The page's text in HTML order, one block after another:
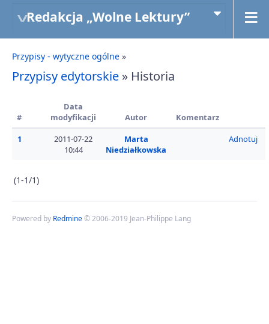
Redakcja „Wolne Lektury”
Przypisy - wytyczne ogólne »
Przypisy edytorskie » Historia
#
Data
modyfikacji
Autor
Komentarz
1
2011-07-22
10:44
Marta
Niedziałkowska
Adnotuj
(1-1/1)
Powered by Redmine© 2006-2019 Jean-Philippe Lang